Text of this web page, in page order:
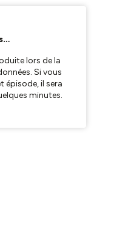
lors de la
Si vous
épisode, il sera
minutes.